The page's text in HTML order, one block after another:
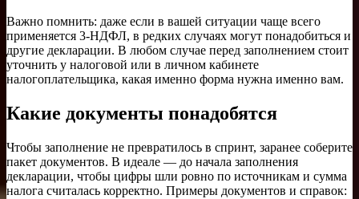
Важно помнить: даже если в вашей ситуации чаще всего
применяется 3-НДФЛ, в редких случаях могут понадобиться и
другие декларации. В любом случае перед заполнением стоит
уточнить у налоговой или в личном кабинете
налогоплательщика, какая именно форма нужна именно вам.
Какие документы понадобятся
Чтобы заполнение не превратилось в спринт, заранее соберите
пакет документов. В идеале — до начала заполнения
декларации, чтобы цифры шли ровно по источникам и сумма
налога считалась корректно. Примеры документов и справок: